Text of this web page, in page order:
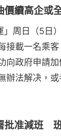
續高企或
周日（5日
載一名乘客
向政府申請
辦法解决，
准減班 班